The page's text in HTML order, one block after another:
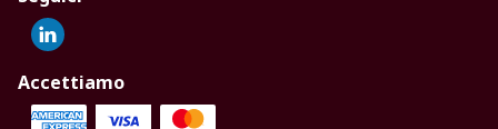
Accettiamo